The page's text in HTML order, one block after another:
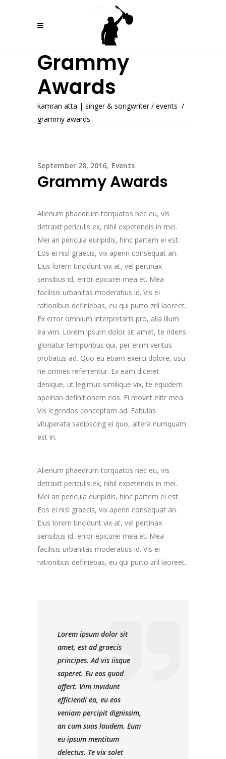
Grammy
Awards
kamran atta | singer & songwriter/ events /
grammy awards
September 28, 2016 Events
Grammy Awards
Alienum phaedrum torquatos nec eu, vis
detraxit periculis ex, nihil expetendis in mei.
Mei an pericula euripidis, hinc partem ei est.
Eos ei nisl graecis, vix aperiri consequat an.
Eius lorem tincidunt vix at, vel pertinax
sensibus id, error epicurei mea et. Mea
facilisis urbanitas moderatius id. Vis ei
rationibus definiebas, eu qui purto zril laoreet.
Ex error omnium interpretaris pro, alia illum
ea vim. Lorem ipsum dolor sit amet, te ridens
gloriatur temporibus qui, per enim veritus
probatus ad. Quo eu etiam exerci dolore, usu
ne omnes referrentur. Ex eam diceret
denique, ut legimus similique vix, te equidem
apeirian definitionem eos. Ei movet elitr mea.
Vis legendos conceptam ad. Fabulas
vituperata sadipscing ei quo, altera numquam
est in.
Alienum phaedrum torquatos nec eu, vis
detraxit periculis ex, nihil expetendis in mei.
Mei an pericula euripidis, hinc partem ei est.
Eos ei nisl graecis, vix aperiri consequat an.
Eius lorem tincidunt vix at, vel pertinax
sensibus id, error epicurei mea et. Mea
facilisis urbanitas moderatius id. Vis ei
rationibus definiebas, eu qui purto zril laoreet.
Lorem ipsum dolor sit
amet, est ad graecis
principes. Ad vis iisque
saperet. Eu eos quod
affert. Vim invidunt
efficiendi ea, eu eos
veniam percipit dignissim,
an cum suas laudem. Eum
eu ipsum mentitum
delectus. Te vix solet